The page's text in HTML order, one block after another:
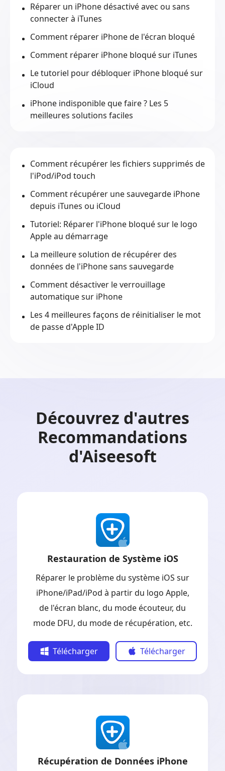
Réparer un iPhone désactivé avec ou sans
connecter à iTunes
Comment réparer iPhone de l'écran bloqué
Comment réparer iPhone bloqué sur iTunes
Le tutoriel pour débloquer iPhone bloqué sur
iCloud
iPhone indisponible que faire ? Les 5
meilleures solutions faciles
Comment récupérer les fichiers supprimés de
l'iPod/iPod touch
Comment récupérer une sauvegarde iPhone
depuis iTunes ou iCloud
Tutoriel: Réparer l'iPhone bloqué sur le logo
Apple au démarrage
La meilleure solution de récupérer des
données de l'iPhone sans sauvegarde
Comment désactiver le verrouillage
automatique sur iPhone
Les 4 meilleures façons de réinitialiser le mot
de passe d'Apple ID
Découvrez d'autres
Recommandations
d'Aiseesoft
Restauration de Système iOS
Réparer le problème du système iOS sur
iPhone/iPad/iPod à partir du logo Apple,
de l'écran blanc, du mode écouteur, du
mode DFU, du mode de récupération, etc.
Télécharger Télécharger
Récupération de Données iPhone